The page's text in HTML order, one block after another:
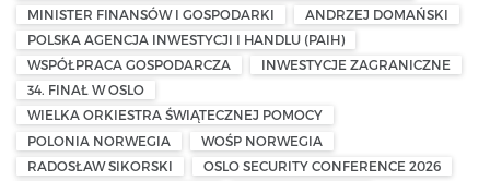
MINISTER FINANSÓW I GOSPODARKI
ANDRZEJ DOMAŃSKI
POLSKA AGENCJA INWESTYCJI I HANDLU (PAIH)
WSPÓŁPRACA GOSPODARCZA
INWESTYCJE ZAGRANICZNE
34. FINAŁ W OSLO
WIELKA ORKIESTRA ŚWIĄTECZNEJ POMOCY
POLONIA NORWEGIA
WOŚP NORWEGIA
RADOSŁAW SIKORSKI
OSLO SECURITY CONFERENCE 2026